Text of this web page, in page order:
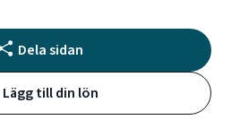
Dela sidan
Lägg till din lön